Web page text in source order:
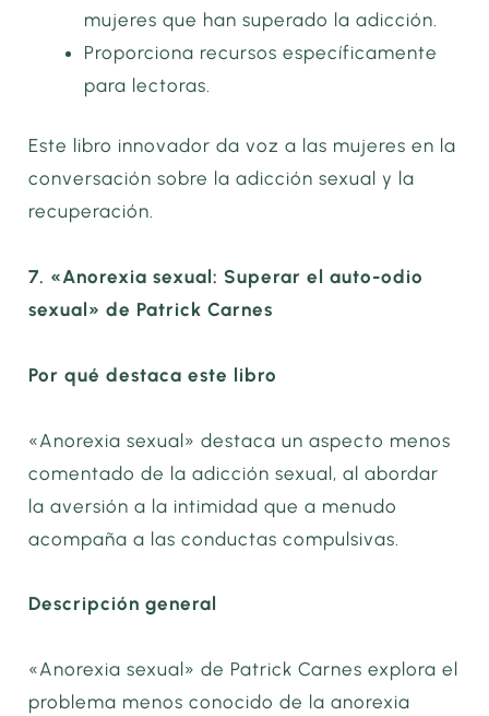
mujeres que han superado la adicción.
Proporciona recursos específicamente
para lectoras.
Este libro innovador da voz a las mujeres en la
conversación sobre la adicción sexual y la
recuperación.
7. «Anorexia sexual: Superar el auto-odio
sexual» de Patrick Carnes
Por qué destaca este libro
«Anorexia sexual» destaca un aspecto menos
comentado de la adicción sexual, al abordar
la aversión a la intimidad que a menudo
acompaña a las conductas compulsivas.
Descripción general
«Anorexia sexual» de Patrick Carnes explora el
problema menos conocido de la anorexia